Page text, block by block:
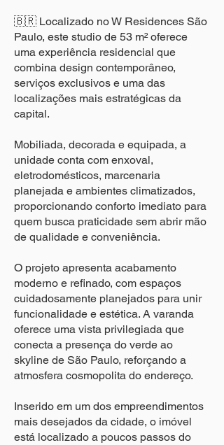
🇧🇷 Localizado no W Residences São
Paulo, este studio de 53 m² oferece
uma experiência residencial que
combina design contemporâneo,
serviços exclusivos e uma das
localizações mais estratégicas da
capital.
Mobiliada, decorada e equipada, a
unidade conta com enxoval,
eletrodomésticos, marcenaria
planejada e ambientes climatizados,
proporcionando conforto imediato para
quem busca praticidade sem abrir mão
de qualidade e conveniência.
O projeto apresenta acabamento
moderno e refinado, com espaços
cuidadosamente planejados para unir
funcionalidade e estética. A varanda
oferece uma vista privilegiada que
conecta a presença do verde ao
skyline de São Paulo, reforçando a
atmosfera cosmopolita do endereço.
Inserido em um dos empreendimentos
mais desejados da cidade, o imóvel
está localizado a poucos passos do